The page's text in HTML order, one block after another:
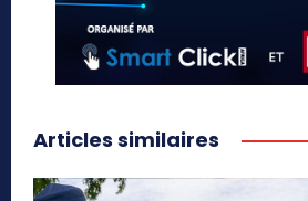
Articles similaires